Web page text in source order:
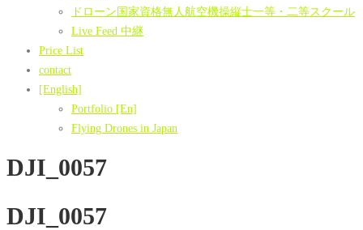
ドローン国家資格無人航空機操縦士一等・二等スクール
Live Feed 中継
Price List
contact
[English]
Portfolio [En]
Flying Drones in Japan
DJI_0057
DJI_0057